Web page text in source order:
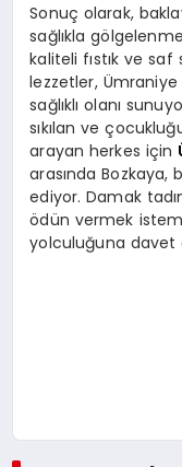
Sonuç olarak,
sağlıkla
kaliteli fıstık ve
lezzetler,
sağlıklı olanı
sıkılan ve
arayan herkes için
arasında
ediyor. Damak
ödün vermek
yolculuğuna davet